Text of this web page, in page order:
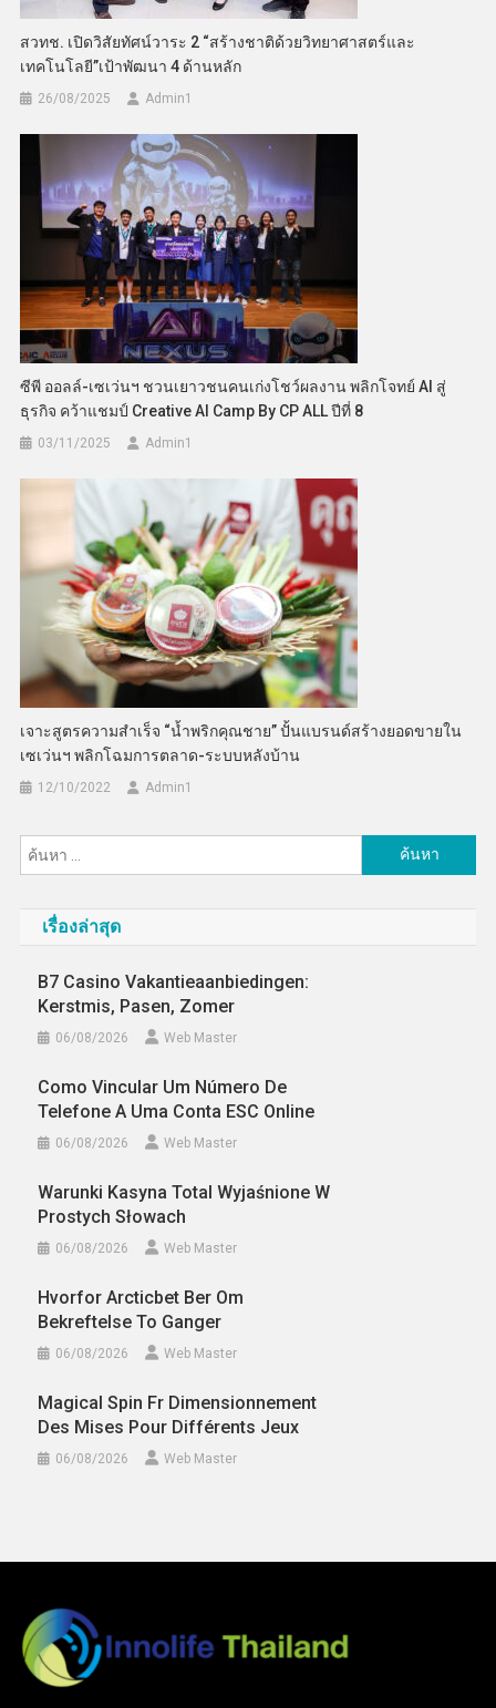
สวทช. เปิดวิสัยทัศน์วาระ 2 “สร้างชาติด้วยวิทยาศาสตร์และ
เทคโนโลยี”เป้าพัฒนา 4 ด้านหลัก
26/08/2025 Admin​1
ซีพี ออลล์-เซเว่นฯ ชวนเยาวชนคนเก่งโชว์ผลงาน พลิกโจทย์ AI สู่
ธุรกิจ คว้าแชมป์ Creative AI Camp By CP ALL ปีที่ 8
03/11/2025 Admin​1
เจาะสูตรความสำเร็จ “น้ำพริกคุณชาย” ปั้นแบรนด์สร้างยอดขายใน
เซเว่นฯ พลิกโฉมการตลาด-ระบบหลังบ้าน
12/10/2022 Admin​1
สำหรับ:
เรื่องล่าสุด
B7 Casino Vakantieaanbiedingen:
Kerstmis, Pasen, Zomer
06/08/2026 Web Master
Como Vincular Um Número De
Telefone A Uma Conta ESC Online
06/08/2026 Web Master
Warunki Kasyna Total Wyjaśnione W
Prostych Słowach
06/08/2026 Web Master
Hvorfor Arcticbet Ber Om
Bekreftelse To Ganger
06/08/2026 Web Master
Magical Spin Fr Dimensionnement
Des Mises Pour Différents Jeux
06/08/2026 Web Master